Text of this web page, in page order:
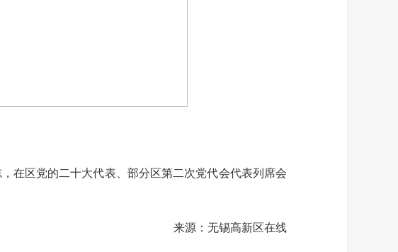
区党的二十大代表、部分区第二次党代会代表列席会
来源：无锡高新区在线